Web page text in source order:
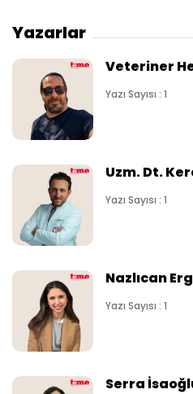
Yazarlar
Veteriner
Yazı Sayısı : 1
Uzm. Dt.
Yazı Sayısı : 1
Nazlıcan
Yazı Sayısı : 1
Serra